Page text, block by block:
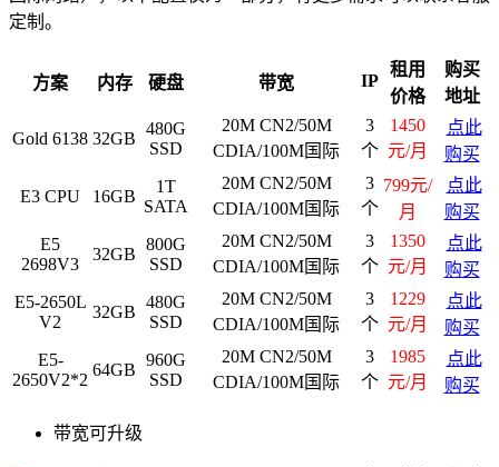
定制。
方案 内存 硬盘 带宽 IP
租用
价格
购买
地址
Gold 6138 32GB
480G
SSD
20M CN2/50M
CDIA/100M国际
3
个
1450
元/月
点此
购买
E3 CPU 16GB
1T
SATA
20M CN2/50M
CDIA/100M国际
3
个
799元/
月
点此
购买
E5
2698V3
32GB
800G
SSD
20M CN2/50M
CDIA/100M国际
3
个
1350
元/月
点此
购买
E5-2650L
V2
32GB
480G
SSD
20M CN2/50M
CDIA/100M国际
3
个
1229
元/月
点此
购买
E5-
2650V2*2
64GB
960G
SSD
20M CN2/50M
CDIA/100M国际
3
个
1985
元/月
点此
购买
带宽可升级